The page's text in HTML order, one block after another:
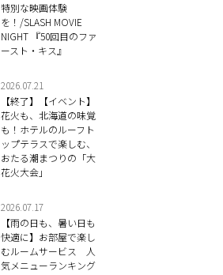
特別な映画体験
を！/SLASH MOVIE
NIGHT 『50回目のファ
ースト・キス』
2026.07.21
【終了】【イベント】
花火も、北海道の味覚
も！ホテルのルーフト
ップテラスで楽しむ、
おたる潮まつりの「大
花火大会」
2026.07.17
【雨の日も、暑い日も
快適に】お部屋で楽し
むルームサービス 人
気メニューランキング